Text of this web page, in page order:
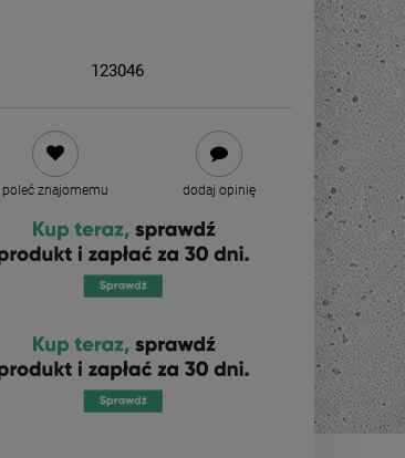
123046
poleć znajomemu dodaj opinię